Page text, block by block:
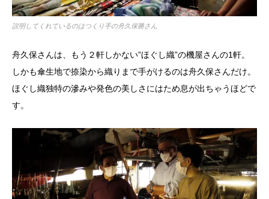
説明してくれているのはつくり手の舟久保勝さん
舟久保さんは、もう２軒しかない”ほぐし織”の機屋さんの1軒。
しかも傘生地で捺染から織りまで手がけるのは舟久保さんだけ。
ほぐし織独特の滲みや発色の美しさにはため息が出ちゃうほどで
す。